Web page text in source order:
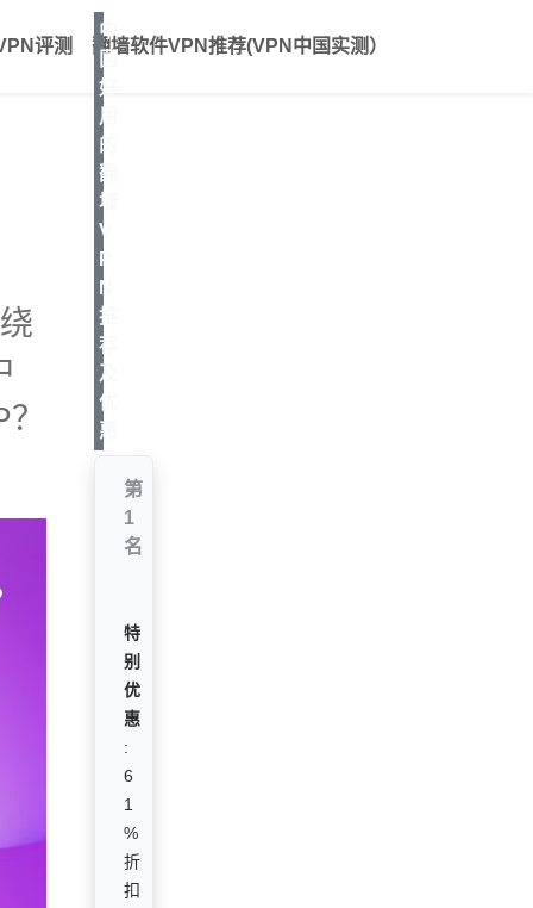
评测 翻墙软件VPN推荐(VPN中国实测）
中
国
好
用
的
翻
墙
V
P
N
推
荐
及
优
惠
第
1
名
特
别
优
惠
:
6
1
%
折
扣